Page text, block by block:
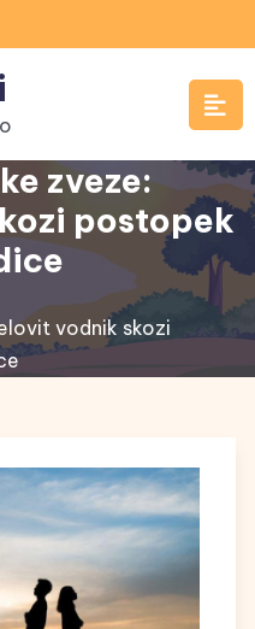
zveze:
postopek
vodnik skozi